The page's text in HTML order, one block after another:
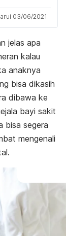
03/06/2021
jelas apa
kalau
anaknya
bisa dikasih
dibawa ke
bayi sakit
bisa segera
mengenali